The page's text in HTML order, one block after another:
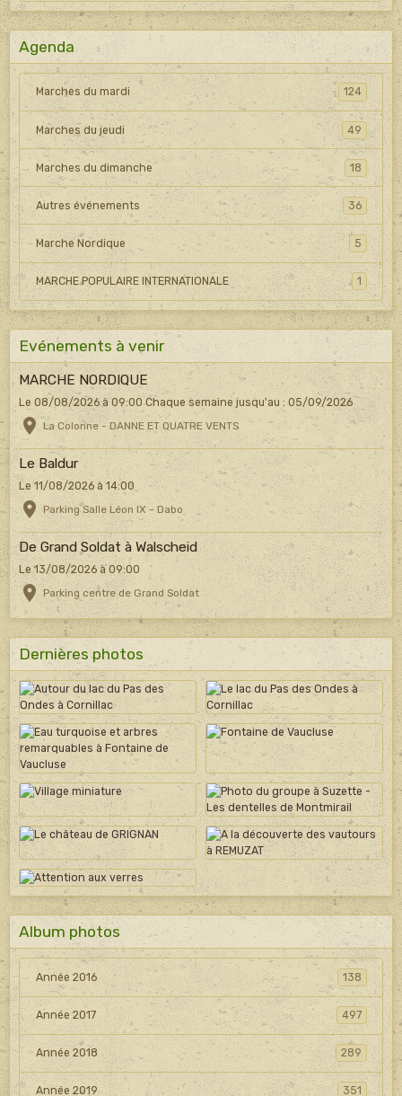
Agenda
Marches du mardi 124
Marches du jeudi 49
Marches du dimanche 18
Autres événements 36
Marche Nordique 5
MARCHE POPULAIRE INTERNATIONALE 1
Evénements à venir
MARCHE NORDIQUE
Le 08/08/2026 à 09:00 Chaque semaine jusqu'au : 05/09/2026
La Colonne - DANNE ET QUATRE VENTS
Le Baldur
Le 11/08/2026 à 14:00
Parking Salle Léon IX - Dabo
De Grand Soldat à Walscheid
Le 13/08/2026 à 09:00
Parking centre de Grand Soldat
Dernières photos
Album photos
Année 2016 138
Année 2017 497
Année 2018 289
Année 2019 351